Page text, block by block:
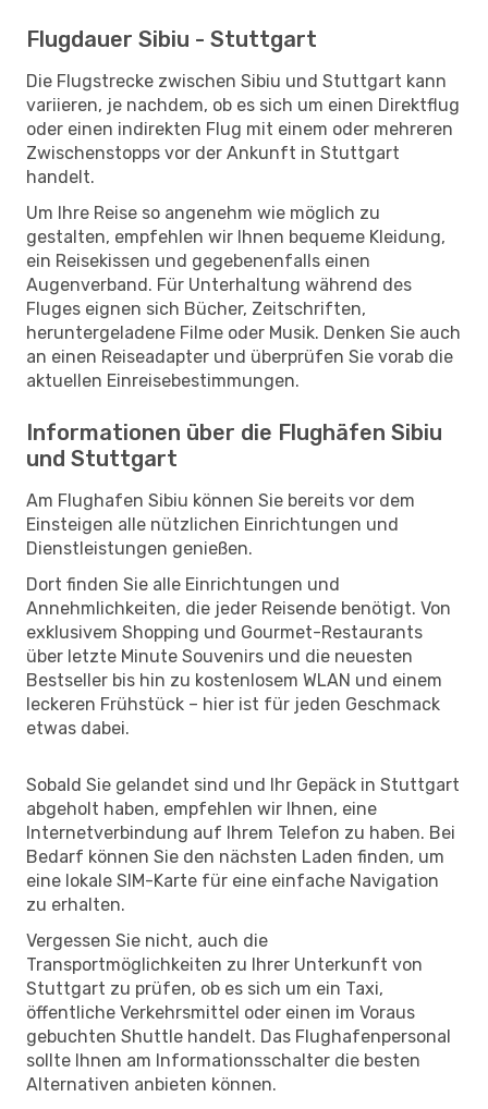
Flugdauer Sibiu - Stuttgart
Die Flugstrecke zwischen Sibiu und Stuttgart kann
variieren, je nachdem, ob es sich um einen Direktflug
oder einen indirekten Flug mit einem oder mehreren
Zwischenstopps vor der Ankunft in Stuttgart
handelt.
Um Ihre Reise so angenehm wie möglich zu
gestalten, empfehlen wir Ihnen bequeme Kleidung,
ein Reisekissen und gegebenenfalls einen
Augenverband. Für Unterhaltung während des
Fluges eignen sich Bücher, Zeitschriften,
heruntergeladene Filme oder Musik. Denken Sie auch
an einen Reiseadapter und überprüfen Sie vorab die
aktuellen Einreisebestimmungen.
Informationen über die Flughäfen Sibiu
und Stuttgart
Am Flughafen Sibiu können Sie bereits vor dem
Einsteigen alle nützlichen Einrichtungen und
Dienstleistungen genießen.
Dort finden Sie alle Einrichtungen und
Annehmlichkeiten, die jeder Reisende benötigt. Von
exklusivem Shopping und Gourmet-Restaurants
über letzte Minute Souvenirs und die neuesten
Bestseller bis hin zu kostenlosem WLAN und einem
leckeren Frühstück – hier ist für jeden Geschmack
etwas dabei.
Sobald Sie gelandet sind und Ihr Gepäck in Stuttgart
abgeholt haben, empfehlen wir Ihnen, eine
Internetverbindung auf Ihrem Telefon zu haben. Bei
Bedarf können Sie den nächsten Laden finden, um
eine lokale SIM-Karte für eine einfache Navigation
zu erhalten.
Vergessen Sie nicht, auch die
Transportmöglichkeiten zu Ihrer Unterkunft von
Stuttgart zu prüfen, ob es sich um ein Taxi,
öffentliche Verkehrsmittel oder einen im Voraus
gebuchten Shuttle handelt. Das Flughafenpersonal
sollte Ihnen am Informationsschalter die besten
Alternativen anbieten können.